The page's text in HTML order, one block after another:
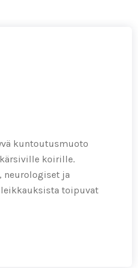
kuntoutusmuoto
koirille.
neurologiset ja
toipuvat